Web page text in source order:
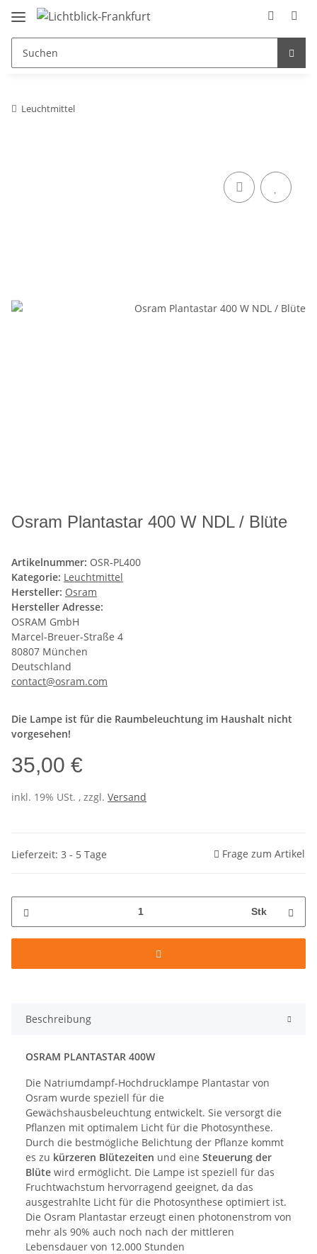
Leuchtmittel
Osram Plantastar 400 W NDL / Blüte
Artikelnummer: OSR-PL400
Kategorie: Leuchtmittel
Hersteller: Osram
Hersteller Adresse:
OSRAM GmbH
Marcel-Breuer-Straße 4
80807 München
Deutschland
contact@osram.com
Die Lampe ist für die Raumbeleuchtung im Haushalt nicht
vorgesehen!
35,00 €
inkl. 19% USt. , zzgl. Versand
Lieferzeit: 3 - 5 Tage Frage zum Artikel
Stk
Beschreibung
OSRAM PLANTASTAR 400W
Die Natriumdampf-Hochdrucklampe Plantastar von
Osram wurde speziell für die
Gewächshausbeleuchtung entwickelt. Sie versorgt die
Pflanzen mit optimalem Licht für die Photosynthese.
Durch die bestmögliche Belichtung der Pflanze kommt
es zu kürzeren Blütezeiten und eine Steuerung der
Blüte wird ermöglicht. Die Lampe ist speziell für das
Fruchtwachstum hervorragend geeignet, da das
ausgestrahlte Licht für die Photosynthese optimiert ist.
Die Osram Plantastar erzeugt einen photonenstrom von
mehr als 90% auch noch nach der mittleren
Lebensdauer von 12.000 Stunden